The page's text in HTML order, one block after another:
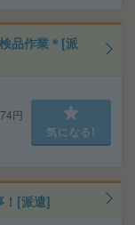
品作業＊[派
円
気になる!
！[派遣]